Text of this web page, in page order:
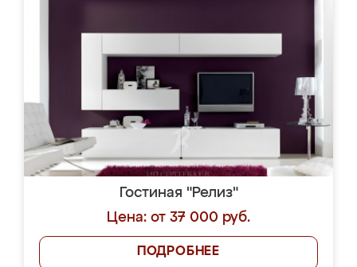
Гостиная "Релиз"
Цена: от 37 000 руб.
ПОДРОБНЕЕ